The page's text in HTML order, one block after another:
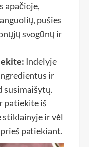
apačioje,
pušies
svogūnų ir
Indelyje
ir
susimaišytų.
patiekite iš
stiklainyje ir vėl
patiekiant.